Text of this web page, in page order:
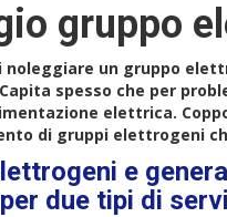
gruppo
noleggiare un gruppo
spesso che per
elettrica.
di gruppi elettrogeni
e
due tipi di